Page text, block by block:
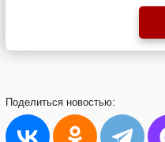
Поделиться новостью: